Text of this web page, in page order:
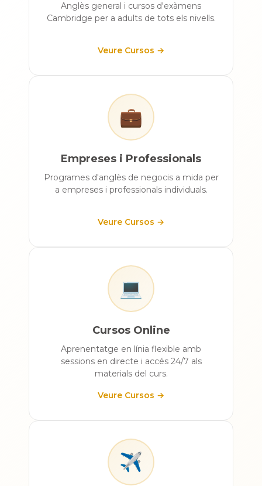
Anglès general i cursos d'exàmens
Cambridge per a adults de tots els nivells.
Veure Cursos →
💼
Empreses i Professionals
Programes d'anglès de negocis a mida per
a empreses i professionals individuals.
Veure Cursos →
💻
Cursos Online
Aprenentatge en línia flexible amb
sessions en directe i accés 24/7 als
materials del curs.
Veure Cursos →
✈️